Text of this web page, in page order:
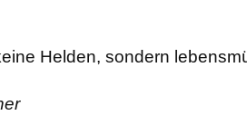
Helden, sondern